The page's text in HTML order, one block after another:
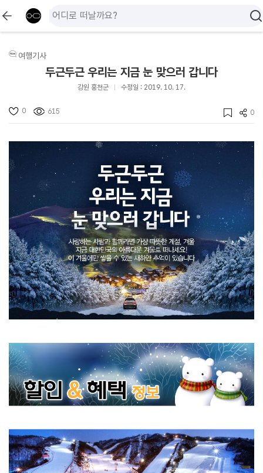
여행기사
두근두근 우리는 지금 눈 맞으러 갑니다
강원 홍천군 수정일 : 2019. 10. 17.
0 615 0